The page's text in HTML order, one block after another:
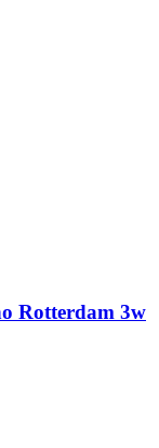
Rotterdam 3w